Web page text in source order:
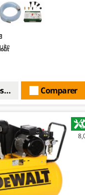
Comparer
techniques